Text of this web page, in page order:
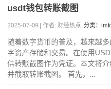
usdt钱包转账截图
2025-07-09 | 作者: 财经热点 | 分类：
随着数字货币的普及，越来越
字资产存储和交易。在使用
供转账截图作为凭证。本文将
并截取转账截图。 首先，...